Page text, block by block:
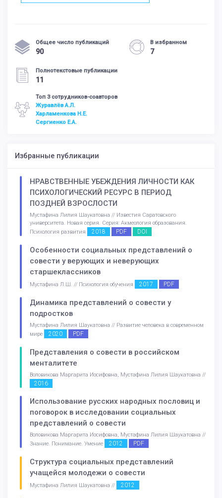
Общее число публикаций
90
В избранном
7
Полнотекстовые публикации
11
Топ 3 сотрудников-соавторов
Журавлёв А.Л.
Харламенкова Н.Е.
Сергиенко Е.А.
Избранные публикации
НРАВСТВЕННЫЕ УБЕЖДЕНИЯ ЛИЧНОСТИ КАК
ПСИХОЛОГИЧЕСКИЙ РЕСУРС В ПЕРИОД
ПОЗДНЕЙ ВЗРОСЛОСТИ
Мустафина Лилия Шаукатовна // Известия Саратовского
университета. Новая серия. Серия: Акмеология образования.
Психология развития
2018 PDF DOI
Особенности социальных представлений о
совести у верующих и неверующих
старшеклассников
Мустафина Л.Ш. // Психология обучения 2017 PDF
Динамика представлений о совести у
подростков
Мустафина Лилия Шаукатовна // Развитие человека в современном
мире
2020 PDF
Представления о совести в российском
менталитете
Воловикова Маргарита Иосифовна, Мустафина Лилия Шаукатовна //
2016
Использование русских народных пословиц и
поговорок в исследовании социальных
представлений о совести
Воловикова Маргарита Иосифовна, Мустафина Лилия Шаукатовна //
Знание. Понимание. Умение
2012 PDF
Структура социальных представлений
учащейся молодежи о совести
Мустафина Лилия Шаукатовна // 2012